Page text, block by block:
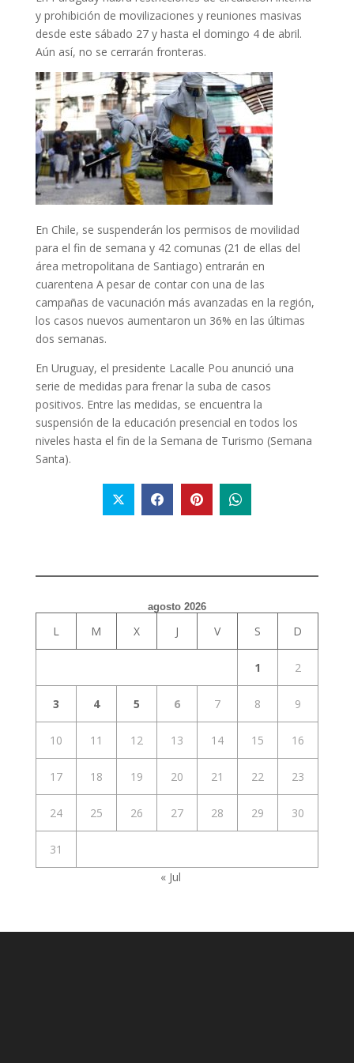
y prohibición de movilizaciones y reuniones masivas
desde este sábado 27 y hasta el domingo 4 de abril.
Aún así, no se cerrarán fronteras.
En Chile, se suspenderán los permisos de movilidad
para el fin de semana y 42 comunas (21 de ellas del
área metropolitana de Santiago) entrarán en
cuarentena A pesar de contar con una de las
campañas de vacunación más avanzadas en la región,
los casos nuevos aumentaron un 36% en las últimas
dos semanas.
En Uruguay, el presidente Lacalle Pou anunció una
serie de medidas para frenar la suba de casos
positivos. Entre las medidas, se encuentra la
suspensión de la educación presencial en todos los
niveles hasta el fin de la Semana de Turismo (Semana
Santa).
agosto 2026
L M X J V S D
1 2
3 4 5 6 7 8 9
10 11 12 13 14 15 16
17 18 19 20 21 22 23
24 25 26 27 28 29 30
31
« Jul